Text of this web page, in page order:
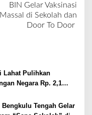
BIN Gelar Vaksinasi
Massal di Sekolah dan
Door To Door
Lahat Pulihkan
Negara Rp. 2,1
Bengkulu Tengah Gelar